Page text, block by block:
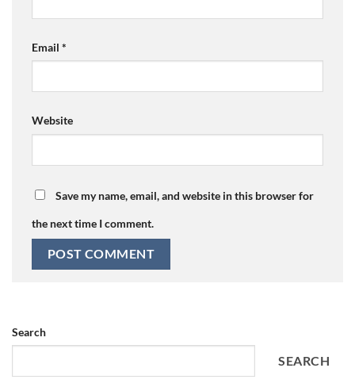
Email *
Website
Save my name, email, and website in this browser for
the next time I comment.
Search
SEARCH